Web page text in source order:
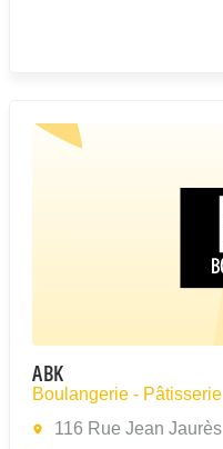
ABK
Boulangerie - Pâtisserie
116 Rue Jean Jaurès